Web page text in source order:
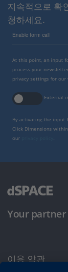
지속적으로 확
청하세요.
Enable form call
At this point, an input
process your
privacy settings for our
External
By activating the input
Click Dimensions
our
.
Your
이용 약관